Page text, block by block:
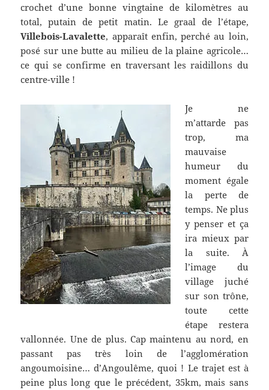
crochet d’une bonne vingtaine de kilomètres au
total, putain de petit matin. Le graal de l’étape,
Villebois-Lavalette, apparaît enfin, perché au loin,
posé sur une butte au milieu de la plaine agricole…
ce qui se confirme en traversant les raidillons du
centre-ville !
Je ne
m’attarde pas
trop, ma
mauvaise
humeur du
moment égale
la perte de
temps. Ne plus
y penser et ça
ira mieux par
la suite. À
l’image du
village juché
sur son trône,
toute cette
étape restera
vallonnée. Une de plus. Cap maintenu au nord, en
passant pas très loin de l’agglomération
angoumoisine… d’Angoulême, quoi ! Le trajet est à
peine plus long que le précédent, 35km, mais sans